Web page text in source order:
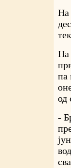
На
На
па
од
-